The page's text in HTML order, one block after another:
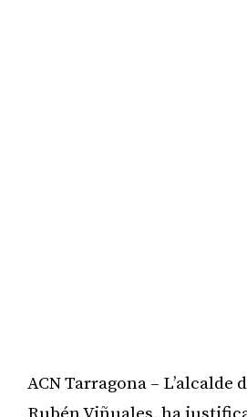
ACN Tarragona – L’alcalde